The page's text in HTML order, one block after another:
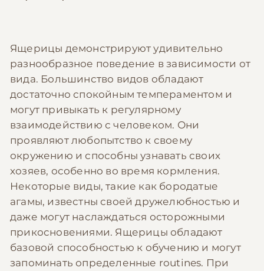
Ящерицы демонстрируют удивительно
разнообразное поведение в зависимости от
вида. Большинство видов обладают
достаточно спокойным темпераментом и
могут привыкать к регулярному
взаимодействию с человеком. Они
проявляют любопытство к своему
окружению и способны узнавать своих
хозяев, особенно во время кормления.
Некоторые виды, такие как бородатые
агамы, известны своей дружелюбностью и
даже могут наслаждаться осторожными
прикосновениями. Ящерицы обладают
базовой способностью к обучению и могут
запоминать определенные routines. При